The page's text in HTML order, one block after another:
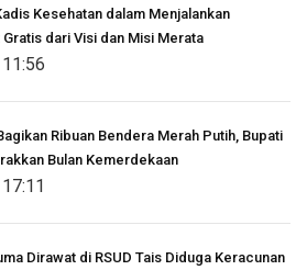
Kesehatan dalam Menjalankan
dari Visi dan Misi Merata
Ribuan Bendera Merah Putih, Bupati
Bulan Kemerdekaan
Dirawat di RSUD Tais Diduga Keracunan